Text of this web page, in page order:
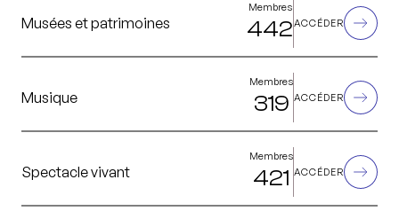
Musées et patrimoines
Membres
442ACCÉDER
Musique
Membres
319 ACCÉDER
Spectacle vivant
Membres
421 ACCÉDER